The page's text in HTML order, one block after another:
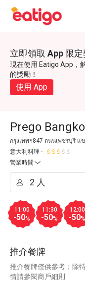
立即領取 App 限定
現在使用 Eatigo App，
的獎勵！
使用 App
Prego
กรุงเทพฯ847 ถนนเพชรบุรี แ
意大利料理
營業時間
11:00
-50%
11:30
-50%
12:00
-50%
推介餐牌
推介餐牌僅供參考；除
情請參閱商戶細則